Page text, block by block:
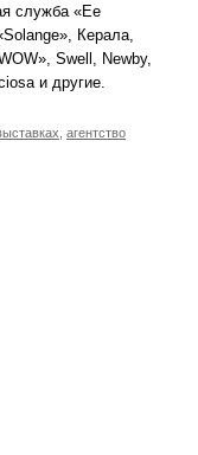
служба «Ее
Керала,
Swell, Newby,
и другие.
агентство